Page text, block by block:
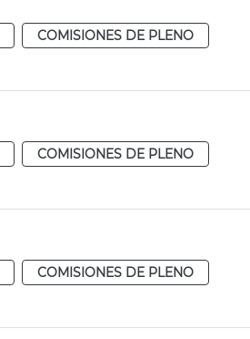
COMISIONES DE PLENO
COMISIONES DE PLENO
COMISIONES DE PLENO